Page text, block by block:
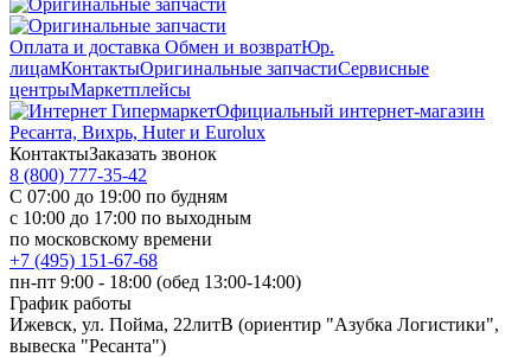
Оплата и доставка Обмен и возвратЮр.
лицамКонтактыОригинальные запчастиСервисные
центрыМаркетплейсы
Официальный интернет-магазин
Ресанта, Вихрь, Huter и Eurolux
КонтактыЗаказать звонок
8 (800) 777-35-42
С 07:00 до 19:00 по будням
с 10:00 до 17:00 по выходным
по московскому времени
+7 (495) 151-67-68
пн-пт 9:00 - 18:00 (обед 13:00-14:00)
График работы
Ижевск, ул. Пойма, 22литВ (ориентир "Азубка Логистики",
вывеска "Ресанта")